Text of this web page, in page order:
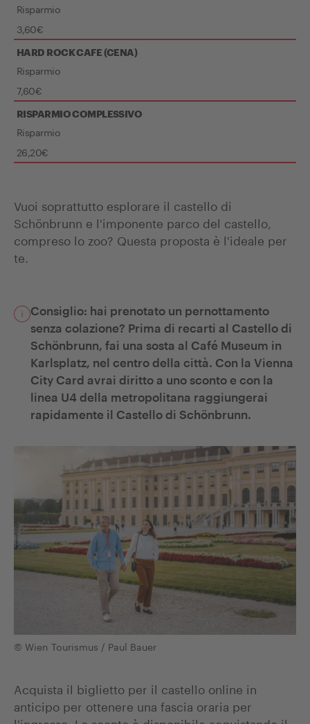
Risparmio
3,60€
HARD ROCK CAFE (CENA)
Risparmio
7,60€
RISPARMIO COMPLESSIVO
Risparmio
26,20€
Vuoi soprattutto esplorare il castello di
Schönbrunn e l'imponente parco del castello,
compreso lo zoo? Questa proposta è l'ideale per
te.
Consiglio: hai prenotato un pernottamento
senza colazione? Prima di recarti al Castello di
Schönbrunn, fai una sosta al Café Museum in
Karlsplatz, nel centro della città. Con la Vienna
City Card avrai diritto a uno sconto e con la
linea U4 della metropolitana raggiungerai
rapidamente il Castello di Schönbrunn.
© Wien Tourismus / Paul Bauer
Acquista il biglietto per il castello online in
anticipo per ottenere una fascia oraria per